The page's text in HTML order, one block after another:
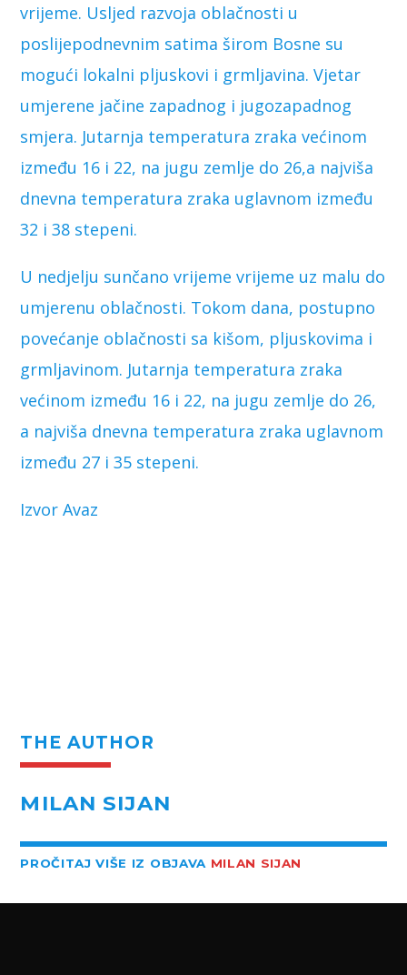
vrijeme. Usljed razvoja oblačnosti u
poslijepodnevnim satima širom Bosne su
mogući lokalni pljuskovi i grmljavina. Vjetar
umjerene jačine zapadnog i jugozapadnog
smjera. Jutarnja temperatura zraka većinom
između 16 i 22, na jugu zemlje do 26,a najviša
dnevna temperatura zraka uglavnom između
32 i 38 stepeni.
U nedjelju sunčano vrijeme vrijeme uz malu do
umjerenu oblačnosti. Tokom dana, postupno
povećanje oblačnosti sa kišom, pljuskovima i
grmljavinom. Jutarnja temperatura zraka
većinom između 16 i 22, na jugu zemlje do 26,
a najviša dnevna temperatura zraka uglavnom
između 27 i 35 stepeni.
Izvor Avaz
THE AUTHOR
MILAN SIJAN
PROČITAJ VIŠE IZ OBJAVA MILAN SIJAN